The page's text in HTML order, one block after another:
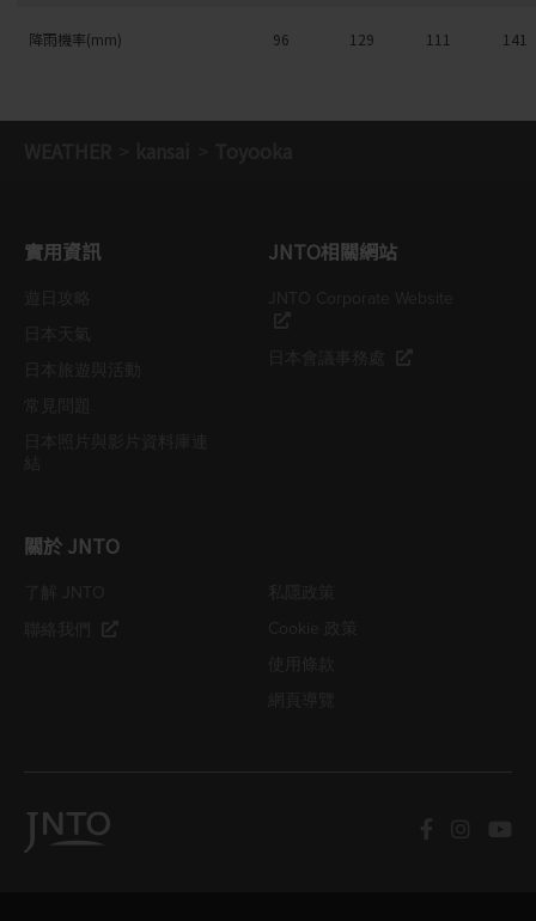
降雨機率(mm) 96 129 111 141
實用資訊 JNTO相關網站
關於 JNTO